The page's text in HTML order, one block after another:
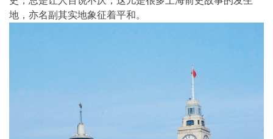
地，亦名副其实地象征着平和。